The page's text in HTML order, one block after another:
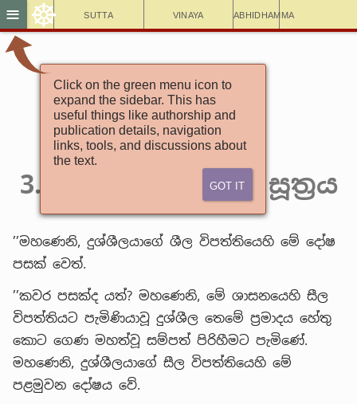
Sutta Vinaya Abhidhamma
≡ ☸
Click on the green menu icon to
expand the sidebar. This has
useful things like authorship and
publication details, navigation
links, tools, and discussions about
the text.
Got It
අඞ්ගුත්තරනිකායො
පඤ්චක නිපාතය
5. පඤ්චම පණ්ණාසකය
(22) 2. අක්කොසක වර්‍ගය
3. සීලවිපත්‍යාදීනව සූත්‍රය
’’මහණෙනි, දුශ්ශීලයාගේ ශීල විපත්තියෙහි මේ දෝෂ
පසක් වෙත්.
’’කවර පසක්ද යත්? මහණෙනි, මේ ශාසනයෙහි සීල
විපත්තියට පැමිණියාවූ දුශ්ශීල තෙමේ ප්‍රමාදය හේතු
කොට ගෙණ මහත්වූ සම්පත් පිරිහීමට පැමිණේ.
මහණෙනි, දුශ්ශීලයාගේ සීල විපත්තියෙහි මේ
පළමුවන දෝෂය වේ.